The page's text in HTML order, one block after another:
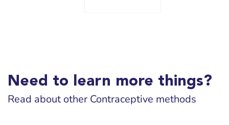
Need to learn more things?
Read about other Contraceptive methods